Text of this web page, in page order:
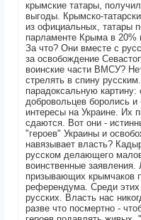
крымские татары,
выгоды. Крымско-
из официальных, татары
парламенте Крыма в 20%
За что? Они вместе с
за освобождение
воинские части ВМСУ?
стрелять в спину
парадоксальную картину:
добровольцев боролись и
интересы на Украине. Их
сдаются. Вот они -
"героев" Украины и
навязывает власть?
русском делающего
воинственные заявления.
призывающих крымчаков
референдума. Среди этих
русских. Власть нас
разве что посмертно -